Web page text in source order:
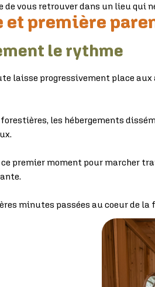
vous retrouver dans un lieu qui
et première
le rythme
laisse progressivement place
les hébergements
premier moment pour marcher
minutes passées au coeur de la